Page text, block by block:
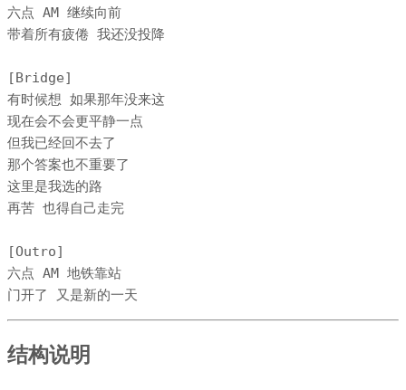
六点 AM 继续向前
带着所有疲倦 我还没投降
[Bridge]
有时候想 如果那年没来这
现在会不会更平静一点
但我已经回不去了
那个答案也不重要了
这里是我选的路
再苦 也得自己走完
[Outro]
六点 AM 地铁靠站
门开了 又是新的一天
结构说明